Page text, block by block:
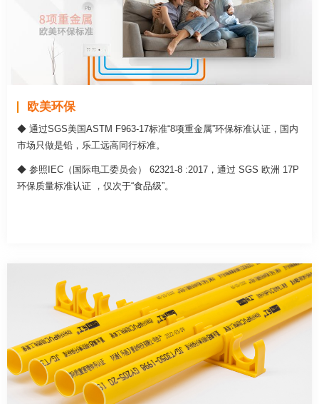
欧美环保
◆ 通过SGS美国ASTM F963-17标准“8项重金属”环保标准认证，国内
市场只做是铅，乐工远高同行标准。
◆ 参照IEC（国际电工委员会） 62321-8 :2017，通过 SGS 欧洲 17P
环保质量标准认证 ，仅次于“食品级”。